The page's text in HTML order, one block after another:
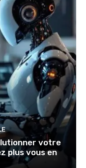
votre
plus vous en